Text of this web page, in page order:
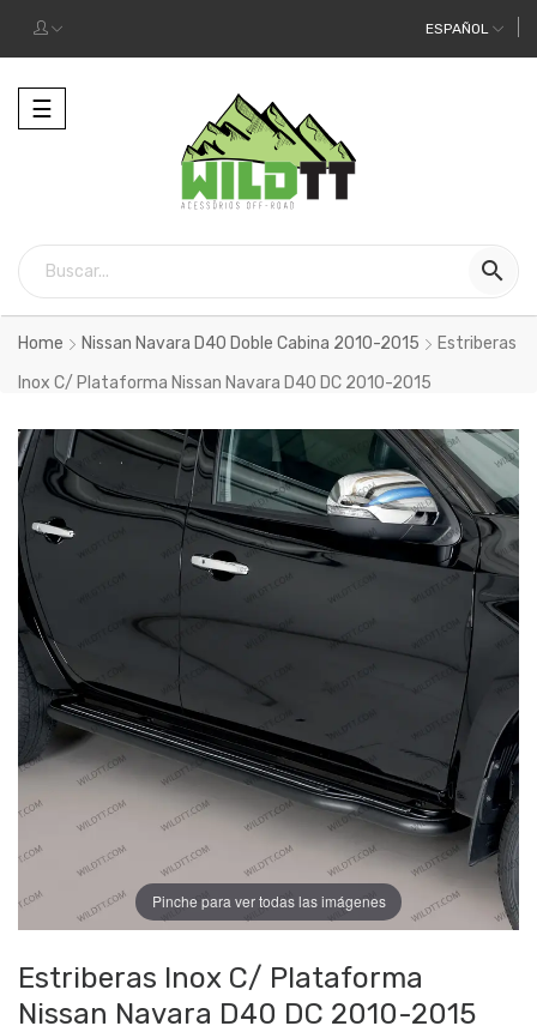
ESPAÑOL
Alternar
la
☰

Home Nissan Navara D40 Doble Cabina 2010-2015
Estriberas
Inox C/ Plataforma Nissan Navara D40 DC 2010-2015
Pinche para ver todas las imágenes
Estriberas Inox C/ Plataforma
Nissan Navara D40 DC 2010-2015